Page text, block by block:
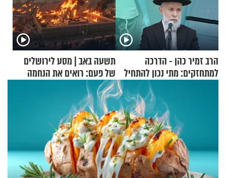
הרב זמיר כהן - הדרכה
למתחזקים: מתי נכון להתחיל
תשעה באב | מסע לירושלים
של פעם: רואים את הנחמה